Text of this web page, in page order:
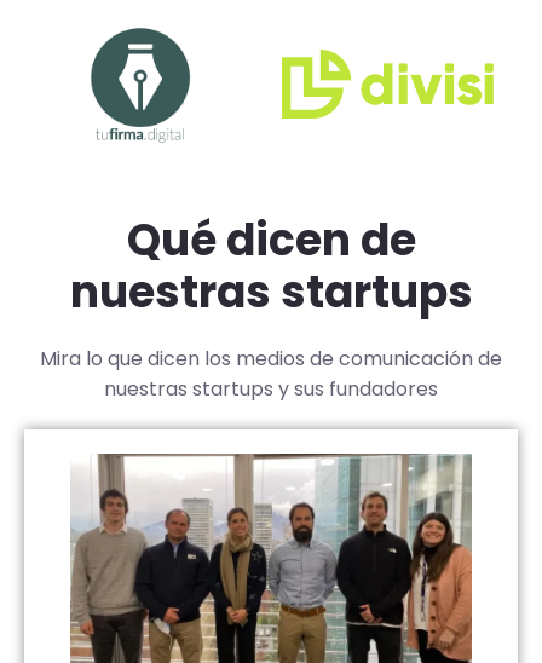
Qué dicen de
nuestras startups
Mira lo que dicen los medios de comunicación de
nuestras startups y sus fundadores